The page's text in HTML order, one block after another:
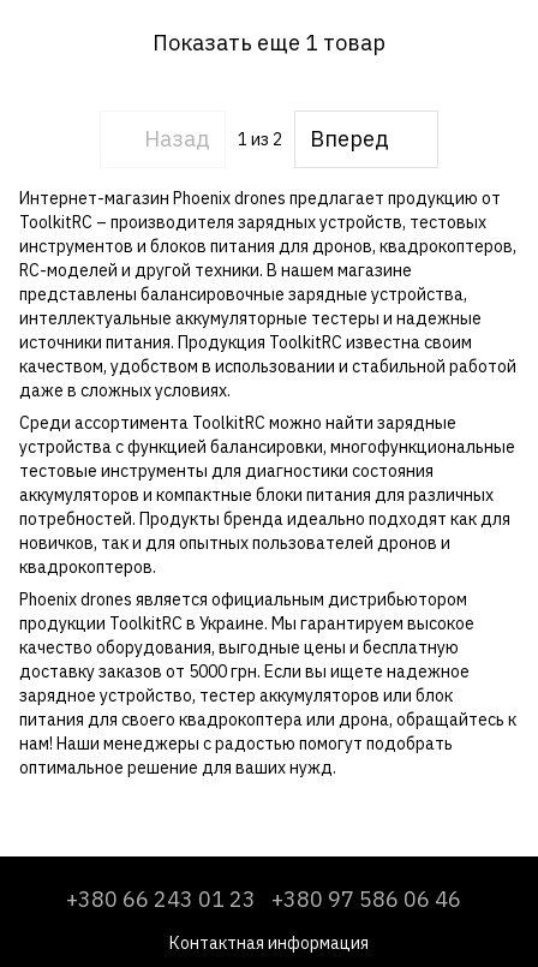
Показать еще 1 товар
Назад 1 из 2 Вперед
Интернет-магазин Phoenix drones предлагает продукцию от
ToolkitRC – производителя зарядных устройств, тестовых
инструментов и блоков питания для дронов, квадрокоптеров,
RC-моделей и другой техники. В нашем магазине
представлены балансировочные зарядные устройства,
интеллектуальные аккумуляторные тестеры и надежные
источники питания. Продукция ToolkitRC известна своим
качеством, удобством в использовании и стабильной работой
даже в сложных условиях.
Среди ассортимента ToolkitRC можно найти зарядные
устройства с функцией балансировки, многофункциональные
тестовые инструменты для диагностики состояния
аккумуляторов и компактные блоки питания для различных
потребностей. Продукты бренда идеально подходят как для
новичков, так и для опытных пользователей дронов и
квадрокоптеров.
Phoenix drones является официальным дистрибьютором
продукции ToolkitRC в Украине. Мы гарантируем высокое
качество оборудования, выгодные цены и бесплатную
доставку заказов от 5000 грн. Если вы ищете надежное
зарядное устройство, тестер аккумуляторов или блок
питания для своего квадрокоптера или дрона, обращайтесь к
нам! Наши менеджеры с радостью помогут подобрать
оптимальное решение для ваших нужд.
+380 66 243 01 23 +380 97 586 06 46
Контактная информация